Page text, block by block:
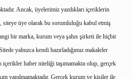
Ancak, üyelerimiz yazdıkları içeriklerin
siteye üye olarak bu sorumluluğu kabul etmiş
bir marka, kurum veya şahıs şirketi ile hiçbir
yalnızca kendi hazırladığımız makaleler
içerikler haber niteliği taşımamakta olup, gerçek
yapılmamaktadır. Gerçek kurum ve kişiler ile